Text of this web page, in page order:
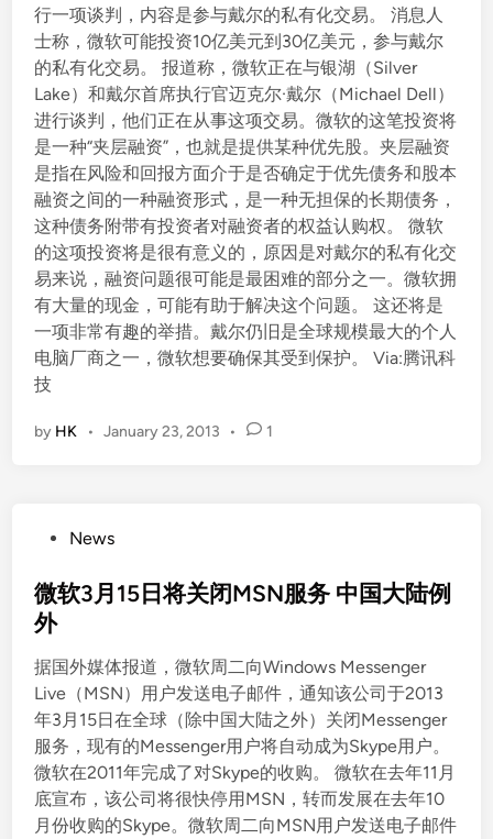
行一项谈判，内容是参与戴尔的私有化交易。 消息人
士称，微软可能投资10亿美元到30亿美元，参与戴尔
的私有化交易。 报道称，微软正在与银湖（Silver
Lake）和戴尔首席执行官迈克尔·戴尔（Michael Dell）
进行谈判，他们正在从事这项交易。微软的这笔投资将
是一种“夹层融资”，也就是提供某种优先股。夹层融资
是指在风险和回报方面介于是否确定于优先债务和股本
融资之间的一种融资形式，是一种无担保的长期债务，
这种债务附带有投资者对融资者的权益认购权。 微软
的这项投资将是很有意义的，原因是对戴尔的私有化交
易来说，融资问题很可能是最困难的部分之一。微软拥
有大量的现金，可能有助于解决这个问题。 这还将是
一项非常有趣的举措。戴尔仍旧是全球规模最大的个人
电脑厂商之一，微软想要确保其受到保护。 Via:腾讯科
技
by HK • January 23, 2013 • 1
s
t
d
i
n
News
微软3月15日将关闭MSN服务 中国大陆例
外
据国外媒体报道，微软周二向Windows Messenger
Live（MSN）用户发送电子邮件，通知该公司于2013
年3月15日在全球（除中国大陆之外）关闭Messenger
服务，现有的Messenger用户将自动成为Skype用户。
微软在2011年完成了对Skype的收购。 微软在去年11月
底宣布，该公司将很快停用MSN，转而发展在去年10
月份收购的Skype。微软周二向MSN用户发送电子邮件